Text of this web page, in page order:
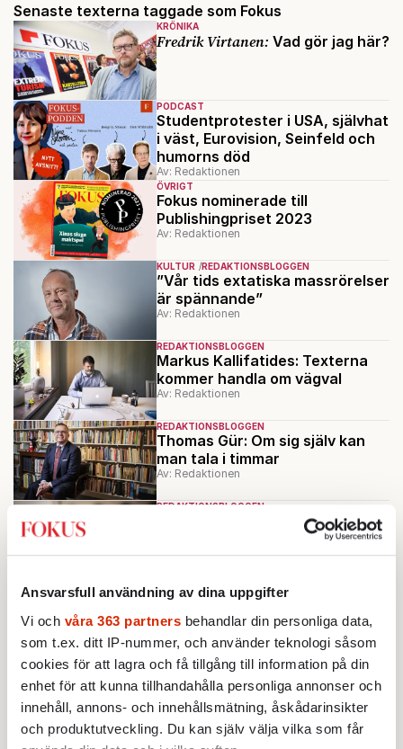
Ansvarsfull användning av dina uppgifter
Vi och våra 363 partners behandlar din personliga data,
som t.ex. ditt IP-nummer, och använder teknologi såsom
cookies för att lagra och få tillgång till information på din
enhet för att kunna tillhandahålla personliga annonser och
innehåll, annons- och innehållsmätning, åskådarinsikter
och produktutveckling. Du kan själv välja vilka som får
Senaste texterna taggade som Fokus
KRÖNIKA
Fredrik Virtanen: Vad gör jag här?
PODCAST
Studentprotester i USA, självhat
i väst, Eurovision, Seinfeld och
humorns död
Av: Redaktionen
ÖVRIGT
Fokus nominerade till
Publishingpriset 2023
Av: Redaktionen
KULTUR REDAKTIONSBLOGGEN
”Vår tids extatiska massrörelser
är spännande”
Av: Redaktionen
REDAKTIONSBLOGGEN
Markus Kallifatides: Texterna
kommer handla om vägval
Av: Redaktionen
REDAKTIONSBLOGGEN
Thomas Gür: Om sig själv kan
man tala i timmar
Av: Redaktionen
REDAKTIONSBLOGGEN
Susanna Popova: Lovar att inte
bara skriva om pandemin
Av: Redaktionen
REDAKTIONSBLOGGEN
Alice Teodorescu Måwe: Jag
gillar att utforska begrepp som
moral
Av: Redaktionen
Ladda fler
Mest lästa